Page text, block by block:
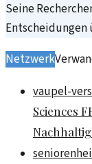
Seine
Entscheidungen
Netzwerk
vaupel-
Sciences